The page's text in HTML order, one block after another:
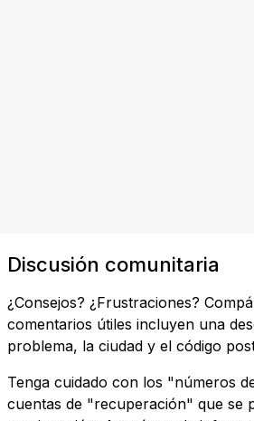
Discusión comunitaria
¿Consejos? ¿Frustraciones?
comentarios útiles incluyen una
problema, la ciudad y el código
Tenga cuidado con los "números
cuentas de "recuperación" que se